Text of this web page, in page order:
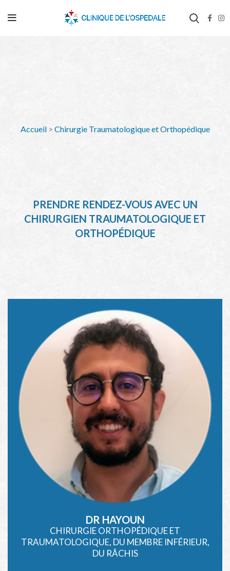
Accueil> Chirurgie Traumatologique et Orthopédique
PRENDRE RENDEZ-VOUS AVEC UN
CHIRURGIEN TRAUMATOLOGIQUE ET
ORTHOPÉDIQUE
DR HAYOUN
CHIRURGIE ORTHOPÉDIQUE ET
TRAUMATOLOGIQUE, DU MEMBRE INFÉRIEUR,
DU RÂCHIS